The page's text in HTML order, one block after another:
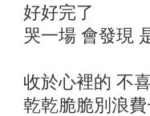
好好完了
哭一場 會發現
收於心裡的 不
乾乾脆脆別浪